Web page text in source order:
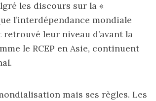
les discours sur la «
l’interdépendance mondiale
leur niveau d’avant la
le RCEP en Asie, continuent
mais ses règles. Les